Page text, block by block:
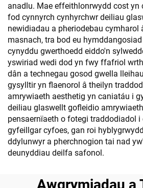
anadlu. Mae effeithlonrwydd cost yn
fod cynnyrch cynhyrchwr deiliau
newidiadau a pheriodebau cymharol
masnach, tra bod eu
cynyddu gwerthoedd eiddo'n
yswiriad wedi dod yn fwy ffafriol
dân a technegau gosod gwella
gysylltir yn flaenorol â theilyn
amrywiaeth aesthetig yn caniatáu i
deiliau glaswellt gofleidio
pensaernïaeth o fotegi traddodiadol
gyfeillgar cyfoes, gan roi
ddylunwyr a pherchnogion tai nad
deunyddiau deilfa safonol.